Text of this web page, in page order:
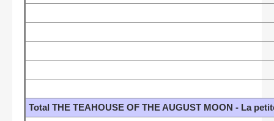
Total THE TEAHOUSE OF THE AUGUST MOON - La